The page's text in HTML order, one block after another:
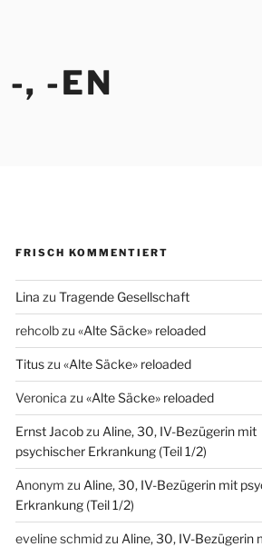
-, -EN
FRISCH KOMMENTIERT
Lina zu Tragende Gesellschaft
rehcolbzu «Alte Säcke» reloaded
Tituszu «Alte Säcke» reloaded
Veronica zu «Alte Säcke» reloaded
Ernst Jacobzu Aline, 30, IV-Bezügerin mit
psychischer Erkrankung (Teil 1/2)
Anonym zu Aline, 30, IV-Bezügerin mit
Erkrankung (Teil 1/2)
eveline schmidzu Aline, 30, IV-Bezügerin